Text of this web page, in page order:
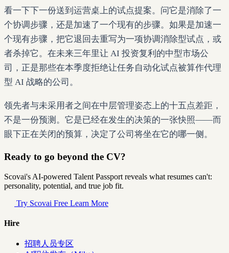
看一下下一份送到运营桌上的试点提案。问它是消除了一
个协调步骤，还是加速了一个现有的步骤。如果是加速一
个现有步骤，把它退回去重写为一项协调消除型试点，或
者杀掉它。在未来三年里让 AI 投资复利的中型市场公
司，正是那些在本季度拒绝让任务自动化试点被算作代理
型 AI 战略的公司。
领先者与未采用者之间在中层管理姿态上的十五点差距，
不是一份预测。它是已经在发生的决策的一张快照——而
眼下正在关闭的预算，决定了公司将坐在它的哪一侧。
Ready to go beyond the CV?
Scovai's AI-powered Talent Passport reveals what resumes can't:
personality, potential, and true job fit.
Try Scovai Free Learn More
Hire
招聘人员专区